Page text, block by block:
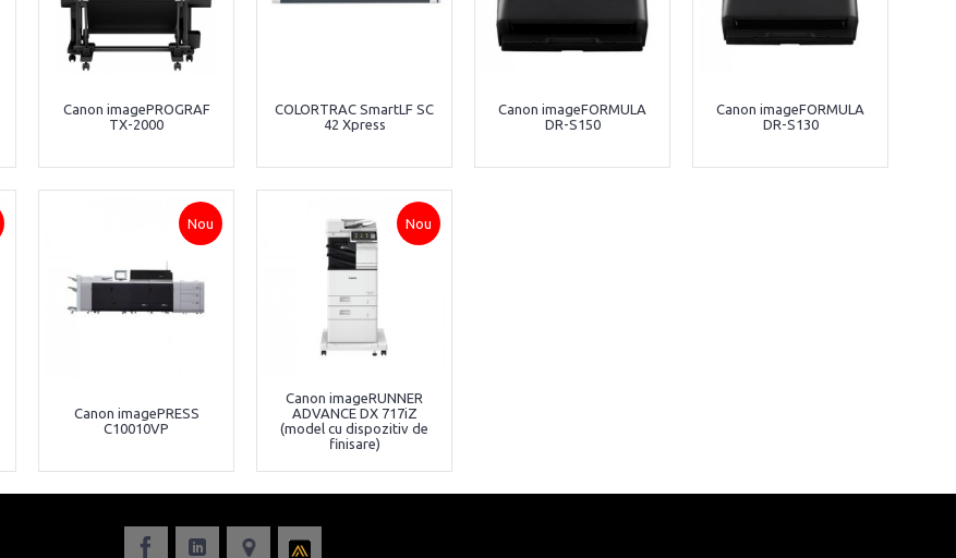
Canon imagePROGRAF
TX-2000
COLORTRAC SmartLF SC
42 Xpress
Canon imageFORMULA
DR-S150
Canon imageFORMULA
DR-S130
Nou
Canon imagePRESS
C10010VP
Nou
Canon imageRUNNER
ADVANCE DX 717iZ
(model cu dispozitiv de
finisare)